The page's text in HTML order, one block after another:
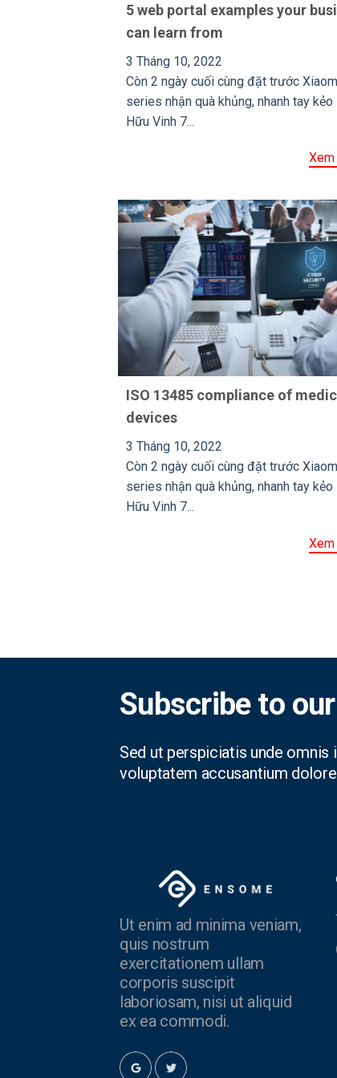
5 web portal examples your
can learn from
3 Tháng 10, 2022
Còn 2 ngày cuối cùng đặt trước
series nhận quà khủng, nhanh tay
Hữu Vinh 7...
ISO 13485 compliance of
devices
3 Tháng 10, 2022
Còn 2 ngày cuối cùng đặt trước
series nhận quà khủng, nhanh tay
Hữu Vinh 7...
Subscribe to
Sed ut perspiciatis unde omnis
voluptatem accusantium
Ut enim ad minima veniam,
quis nostrum
exercitationem ullam
corporis suscipit
laboriosam, nisi ut aliquid
ex ea commodi.